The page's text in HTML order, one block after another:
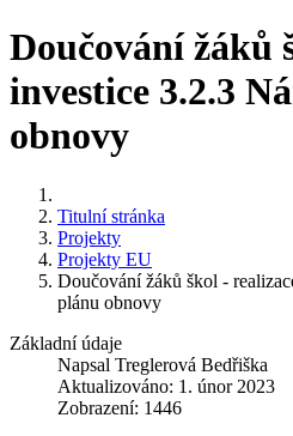
Doučování žáků
investice 3.2.3
obnovy
Titulní stránka
Projekty
Projekty EU
Doučování žáků škol -
plánu obnovy
Základní údaje
Napsal Treglerová Bedřiška
Aktualizováno: 1. únor 2023
Zobrazení: 1446